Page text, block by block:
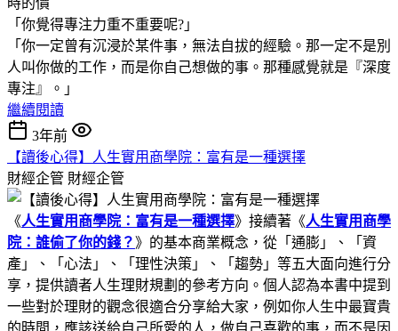
「你覺得專注力重不重要呢?」
「你一定曾有沉浸於某件事，無法自拔的經驗。那一定不是別
人叫你做的工作，而是你自己想做的事。那種感覺就是『深度
專注』。」
繼續閱讀
3年前
【讀後心得】人生實用商學院：富有是一種選擇
財經企管 財經企管
《人生實用商學院：富有是一種選擇》接續著《人生實用商學
院：誰偷了你的錢？ 》的基本商業概念，從「通膨」、「資
產」、「心法」、「理性決策」、「趨勢」等五大面向進行分
享，提供讀者人生理財規劃的參考方向。個人認為本書中提到
一些對於理財的觀念很適合分享給大家，例如你人生中最寶貴
的時間，應該送給自己所愛的人，做自己喜歡的事，而不是因